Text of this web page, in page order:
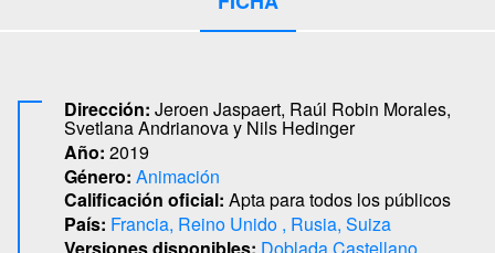
Dirección: Jeroen Jaspaert, Raúl Robin Morales,
Svetlana Andrianova y Nils Hedinger
Año: 2019
Género: Animación
Calificación oficial: Apta para todos los públicos
País: Francia Reino Unido Rusia Suiza